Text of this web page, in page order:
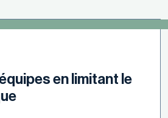
en limitant le